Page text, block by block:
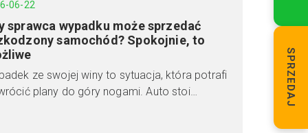
06-22
sprawca wypadku może sprzedać
samochód? Spokojnie, to
ze swojej winy to sytuacja, która potrafi
plany do góry nogami. Auto stoi…
SPRZEDAJ